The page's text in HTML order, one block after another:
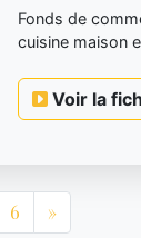
Fonds de
cuisine maison
Voir la
6 »